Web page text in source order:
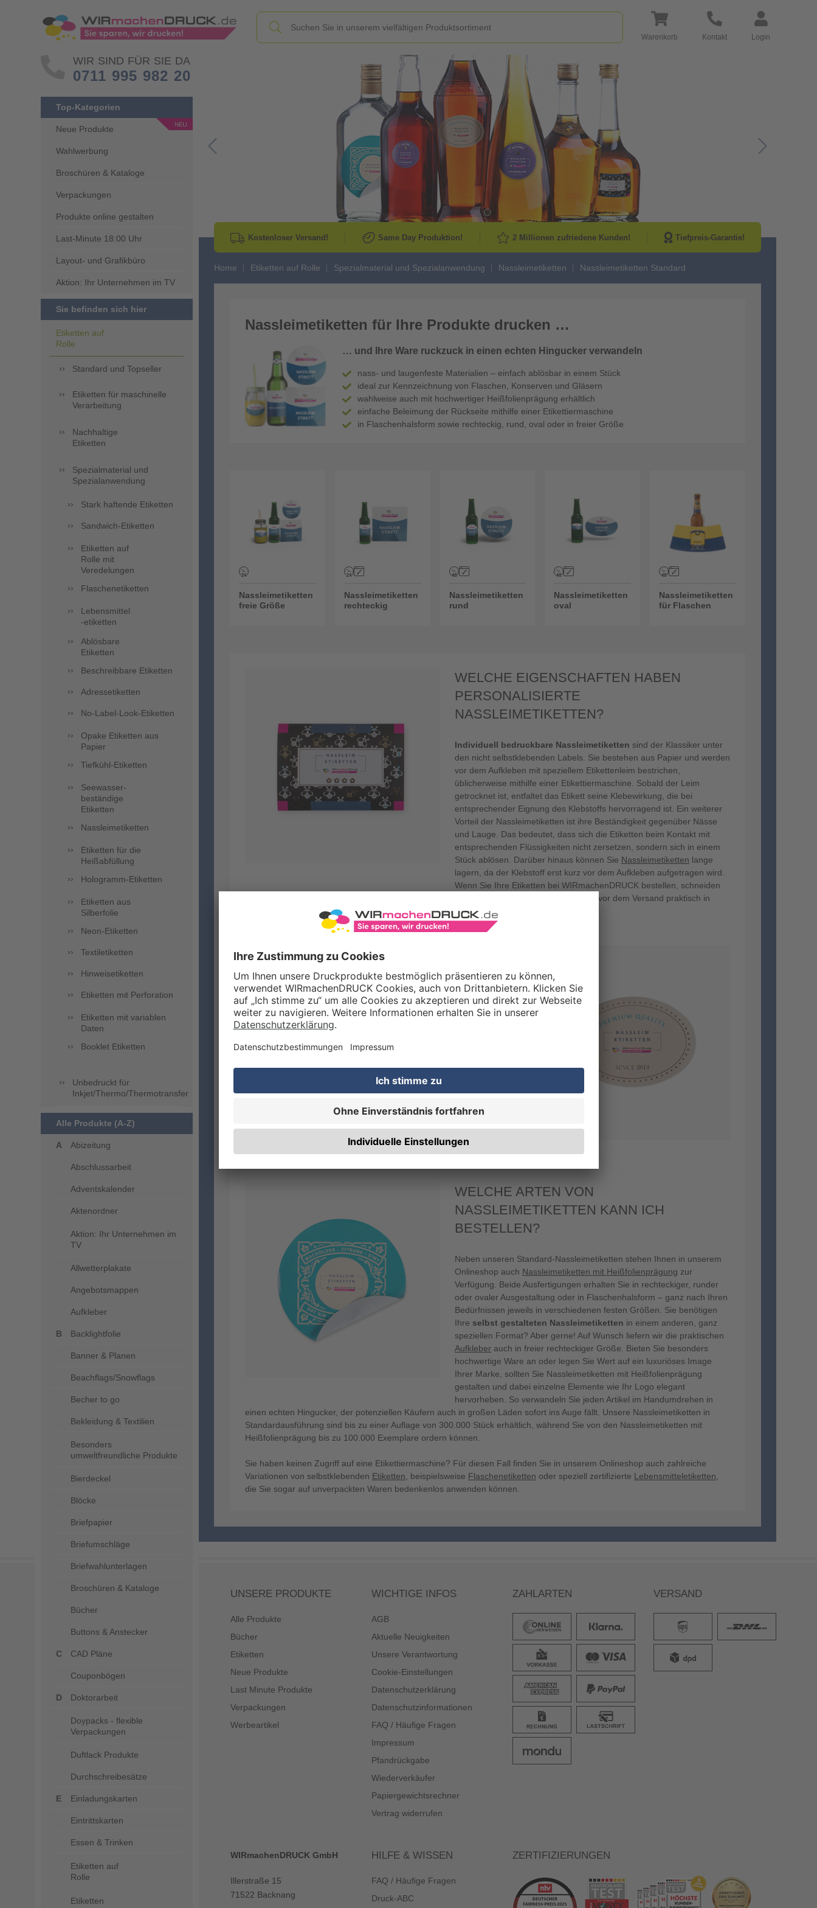
Warenkorb Kontakt Login
WIR SIND FÜR SIE DA
0711 995 982 20
Top-Kategorien
Neue Produkte
Wahlwerbung
Broschüren & Kataloge
Verpackungen
Produkte online gestalten
Last-Minute 18:00 Uhr
Layout- und Grafikbüro
Aktion: Ihr Unternehmen im TV
Sie befinden sich hier
Etiketten auf
Rolle
Standard und Topseller
Etiketten für maschinelle
Verarbeitung
Nachhaltige
Etiketten
Spezialmaterial und
Spezialanwendung
Stark haftende Etiketten
Sandwich-Etiketten
Etiketten auf
Rolle mit
Veredelungen
Flaschenetiketten
Lebensmittel
-etiketten
Ablösbare
Etiketten
Beschreibbare Etiketten
Adressetiketten
No-Label-Look-Etiketten
Opake Etiketten aus
Papier
Tiefkühl-Etiketten
Seewasser-
beständige
Etiketten
Nassleimetiketten
Etiketten für die
Heißabfüllung
Hologramm-Etiketten
Etiketten aus
Silberfolie
Neon-Etiketten
Textiletiketten
Hinweisetiketten
Etiketten mit Perforation
Etiketten mit variablen
Daten
Booklet Etiketten
Unbedruckt für
Inkjet/Thermo/Thermotransfer
Alle Produkte (A-Z)
Abizeitung
Abschlussarbeit
Adventskalender
Aktenordner
Aktion: Ihr Unternehmen im
TV
Allwetterplakate
Angebotsmappen
Aufkleber
Backlightfolie
Banner & Planen
Beachflags/Snowflags
Becher to go
Bekleidung & Textilien
Besonders
umweltfreundliche Produkte
Bierdeckel
Blöcke
Briefpapier
Briefumschläge
Briefwahlunterlagen
Broschüren & Kataloge
Bücher
Buttons & Anstecker
CAD Pläne
Couponbögen
Doktorarbeit
Doypacks - flexible
Verpackungen
Duftlack Produkte
Durchschreibesätze
Einladungskarten
Eintrittskarten
Essen & Trinken
Etiketten auf
Rolle
Etiketten
Go to Previous Slide Go to Next
Kostenloser Versand! Same Day Produktion! 2 Millionen zufriedene Kunden! Tiefpreis-Garantie!
Home Etiketten auf Rolle Spezialmaterial und Spezialanwendung Nassleimetiketten Nassleimetiketten Standard
Nassleimetiketten für Ihre Produkte drucken …
… und Ihre Ware ruckzuck in einen echten Hingucker verwandeln
nass- und laugenfeste Materialien – einfach ablösbar in einem Stück
ideal zur Kennzeichnung von Flaschen, Konserven und Gläsern
wahlweise auch mit hochwertiger Heißfolienprägung erhältlich
einfache Beleimung der Rückseite mithilfe einer Etikettiermaschine
in Flaschenhalsform sowie rechteckig, rund, oval oder in freier Größe
Nassleimetiketten
freie Größe
Nassleimetiketten
rechteckig
Nassleimetiketten
rund
Nassleimetiketten
oval
Nassleimetiketten
für Flaschen
WELCHE EIGENSCHAFTEN HABEN
PERSONALISIERTE
NASSLEIMETIKETTEN?
Individuell bedruckbare Nassleimetiketten sind der Klassiker unter
den nicht selbstklebenden Labels. Sie bestehen aus Papier und werden
vor dem Aufkleben mit speziellem Etikettenleim bestrichen,
üblicherweise mithilfe einer Etikettiermaschine. Sobald der Leim
getrocknet ist, entfaltet das Etikett seine Klebewirkung, die bei
entsprechender Eignung des Klebstoffs hervorragend ist. Ein weiterer
Vorteil der Nassleimetiketten ist ihre Beständigkeit gegenüber Nässe
und Lauge. Das bedeutet, dass sich die Etiketten beim Kontakt mit
entsprechenden Flüssigkeiten nicht zersetzen, sondern sich in einem
Stück ablösen. Darüber hinaus können Sie Nassleimetiketten lange
lagern, da der Klebstoff erst kurz vor dem Aufkleben aufgetragen wird.
Wenn Sie Ihre Etiketten bei WIRmachenDRUCK bestellen, schneiden
wir sie selbstverständlich passend zu, bündeln sie zu je 500 Exemplaren und verpacken sie vor dem Versand praktisch in
einem DIN-A4-Stülpdeckelkarton.
WOFÜR EIGNEN SICH
NASSLEIMETIKETTEN IM CORPORATE
DESIGN?
Vor allem bei der stilsicheren Kennzeichnung von Flaschen,
und Konservendosen haben Nassleimetiketten ihren großen Auftritt. Da
sie bestens für große Produktionsmengen geeignet sind, kommen sie
Nassleimetiketten mit persönlichem Motivalso unverzichtbar, um
zum Kauf anzuregen. Sie möchten einige Ihrer Flaschen im Regal
zurück! WIRmachenDRUCK bietet Ihnen für alle
Produkte beste Druckqualität zu fairen Preisen.
WELCHE ARTEN VON
NASSLEIMETIKETTEN KANN ICH
BESTELLEN?
Neben unseren Standard-Nassleimetiketten stehen Ihnen in unserem
Onlineshop auch Nassleimetiketten mit Heißfolienprägung zur
Verfügung. Beide Ausfertigungen erhalten Sie in rechteckiger, runder
oder ovaler Ausgestaltung oder in Flaschenhalsform – ganz nach Ihren
Bedürfnissen jeweils in verschiedenen festen Größen. Sie benötigen
Ihre selbst gestalteten Nassleimetiketten in einem anderen, ganz
speziellen Format? Aber gerne! Auf Wunsch liefern wir die praktischen
Aufkleber auch in freier rechteckiger Größe. Bieten Sie besonders
hochwertige Ware an oder legen Sie Wert auf ein luxuriöses Image
Ihrer Marke, sollten Sie Nassleimetiketten mit Heißfolienprägung
gestalten und dabei einzelne Elemente wie Ihr Logo elegant
hervorheben. So verwandeln Sie jeden Artikel im Handumdrehen in
einen echten Hingucker, der potenziellen Käufern auch in großen Läden sofort ins Auge fällt. Unsere Nassleimetiketten in
Standardausführung sind bis zu einer Auflage von 300.000 Stück erhältlich, während Sie von den Nassleimetiketten mit
Heißfolienprägung bis zu 100.000 Exemplare ordern können.
Sie haben keinen Zugriff auf eine Etikettiermaschine? Für diesen Fall finden Sie in unserem Onlineshop auch zahlreiche
Variationen von selbstklebenden Etiketten , beispielsweise Flaschenetiketten oder speziell zertifizierte Lebensmitteletiketten
die Sie sogar auf unverpackten Waren bedenkenlos anwenden können.
UNSERE PRODUKTE
Alle Produkte
Bücher
Etiketten
Neue Produkte
Last Minute Produkte
Verpackungen
Werbeartikel
WICHTIGE INFOS
AGB
Aktuelle Neuigkeiten
Unsere Verantwortung
Cookie-Einstellungen
Datenschutzerklärung
Datenschutzinformationen
FAQ / Häufige Fragen
Impressum
Pfandrückgabe
Wiederverkäufer
Papiergewichtsrechner
Vertrag widerrufen
ZAHLARTEN VERSAND
WIRmachenDRUCK GmbH
Illerstraße 15
71522 Backnang
HILFE & WISSEN
FAQ / Häufige Fragen
Druck-ABC
ZERTIFIZIERUNGEN